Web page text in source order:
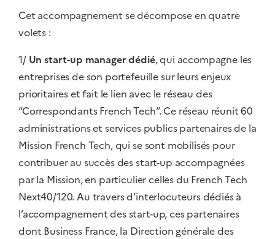
Cet accompagnement se décompose en quatre
volets :
1/ Un start-up manager dédié, qui accompagne les
entreprises de son portefeuille sur leurs enjeux
prioritaires et fait le lien avec le réseau des
“Correspondants French Tech”. Ce réseau réunit 60
administrations et services publics partenaires de la
Mission French Tech, qui se sont mobilisés pour
contribuer au succès des start-up accompagnées
par la Mission, en particulier celles du French Tech
Next40/120. Au travers d’interlocuteurs dédiés à
l’accompagnement des start-up, ces partenaires
dont Business France, la Direction générale des